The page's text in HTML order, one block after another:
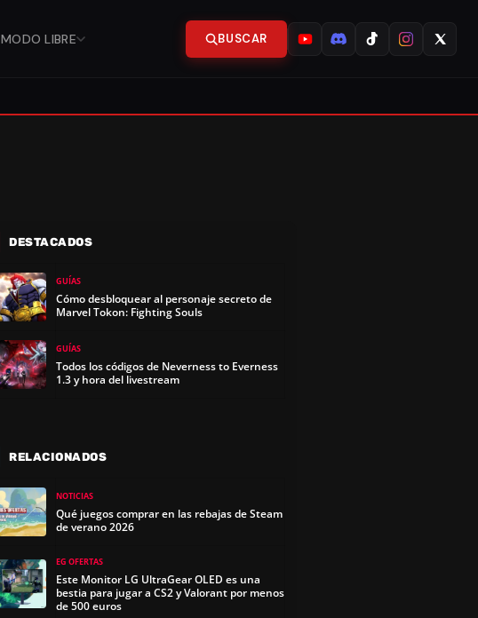
MODO LIBRE BUSCAR
DESTACADOS
GUÍAS
Cómo desbloquear al personaje secreto de
Marvel Tokon: Fighting Souls
GUÍAS
Todos los códigos de Neverness to Everness
1.3 y hora del livestream
RELACIONADOS
NOTICIAS
Qué juegos comprar en las rebajas de Steam
de verano 2026
EG OFERTAS
Este Monitor LG UltraGear OLED es una
bestia para jugar a CS2 y Valorant por menos
de 500 euros